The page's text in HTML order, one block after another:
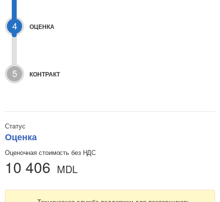
4 ОЦЕНКА
5 КОНТРАКТ
Статус
Оценка
Оценочная стоимость без НДС
10 406 MDL